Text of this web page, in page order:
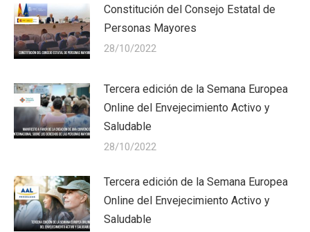
Constitución del Consejo Estatal de
Personas Mayores
28/10/2022
Tercera edición de la Semana Europea
Online del Envejecimiento Activo y
Saludable
28/10/2022
Tercera edición de la Semana Europea
Online del Envejecimiento Activo y
Saludable